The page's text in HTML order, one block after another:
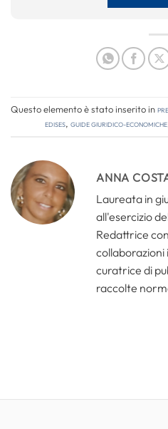
Questo elemento è stato inserito in
edises, guide giuridico-economiche,
ANNA
Laureata in
all'esercizio
Redattrice
curatrice di
raccolte